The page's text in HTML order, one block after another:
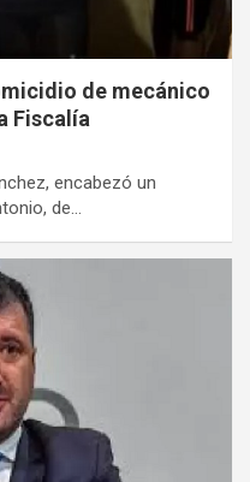
de mecánico
Fiscalía
encabezó un
de…